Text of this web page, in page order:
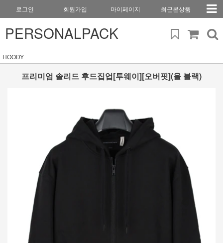
로그인 회원가입 마이페이지 최근본상품
PERSONALPACK
HOODY
프리미엄 솔리드 후드집업[투웨이][오버핏](올 블랙)